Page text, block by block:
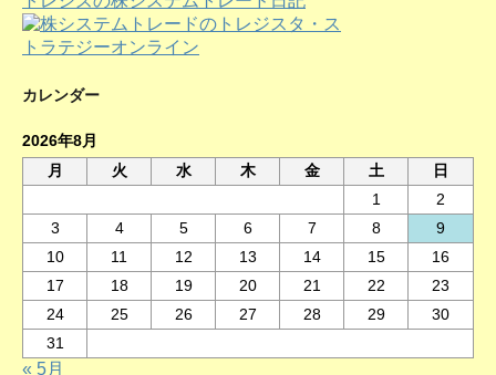
カレンダー
2026年8月
月
火 水 木 金 土
日
1
2
3
4 5 6 7 8
9
10
11 12 13 14 15
16
17
18 19 20 21 22
23
24
25 26 27 28 29
30
31
« 5月